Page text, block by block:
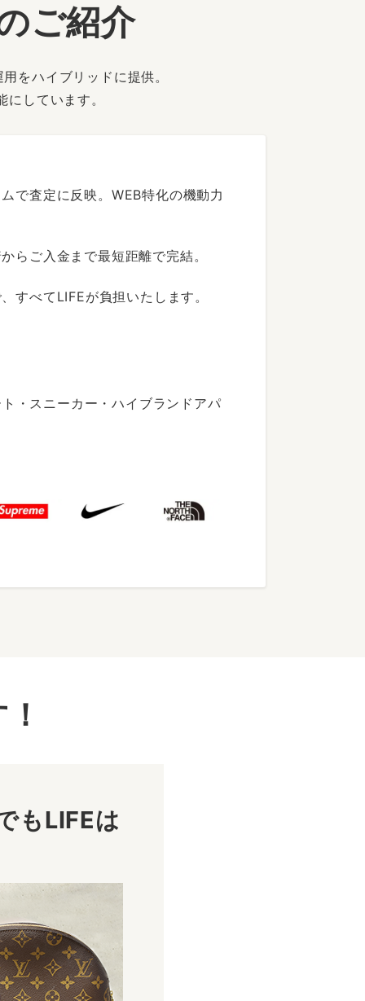
ご紹介
をハイブリッドに提供。
しています。
で査定に反映。WEB特化の機動力
らご入金まで最短距離で完結。
すべてLIFEが負担いたします。
・スニーカー・ハイブランドアパ
もLIFEは